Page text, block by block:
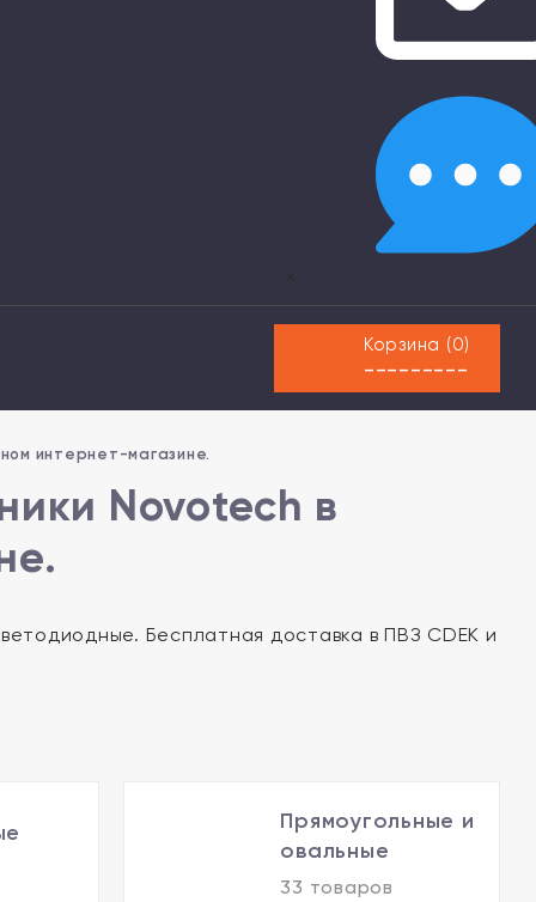
×
Корзина (0)
---------
интернет-магазине.
Novotech в
Бесплатная доставка в ПВЗ CDEK и
Прямоугольные и
овальные
33 товаров